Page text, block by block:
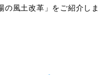
風土改革」をご紹介しま